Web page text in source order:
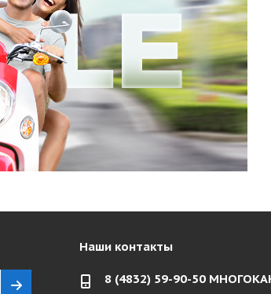
Наши контакты
8 (4832) 59-90-50